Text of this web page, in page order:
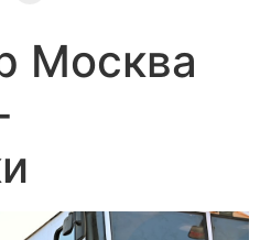
Москва